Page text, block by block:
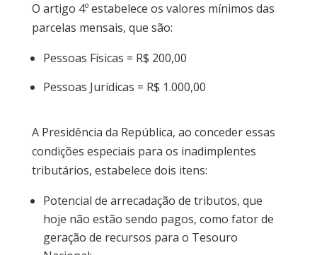
O artigo 4º estabelece os valores mínimos das
parcelas mensais, que são:
Pessoas Físicas = R$ 200,00
Pessoas Jurídicas = R$ 1.000,00
A Presidência da República, ao conceder essas
condições especiais para os inadimplentes
tributários, estabelece dois itens:
Potencial de arrecadação de tributos, que
hoje não estão sendo pagos, como fator de
geração de recursos para o Tesouro